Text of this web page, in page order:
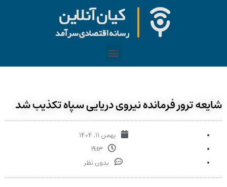
شایعه ترور فرمانده نیروی دریایی سپاه تکذیب شد
بهمن ۱۱, ۱۴۰۴
۱۹:۱۳
بدون نظر